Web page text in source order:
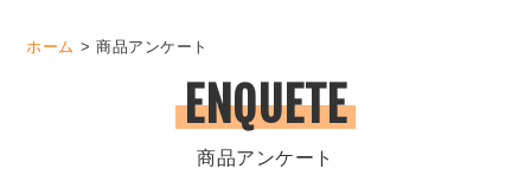
ホーム 商品アンケート
ENQUETE
商品アンケート